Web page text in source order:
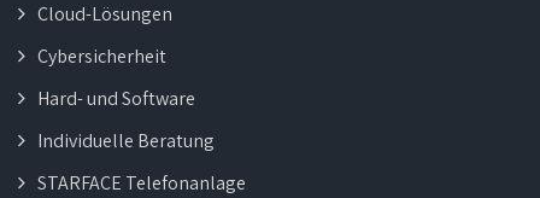
Cloud-Lösungen
Cybersicherheit
Hard- und Software
Individuelle Beratung
STARFACE Telefonanlage